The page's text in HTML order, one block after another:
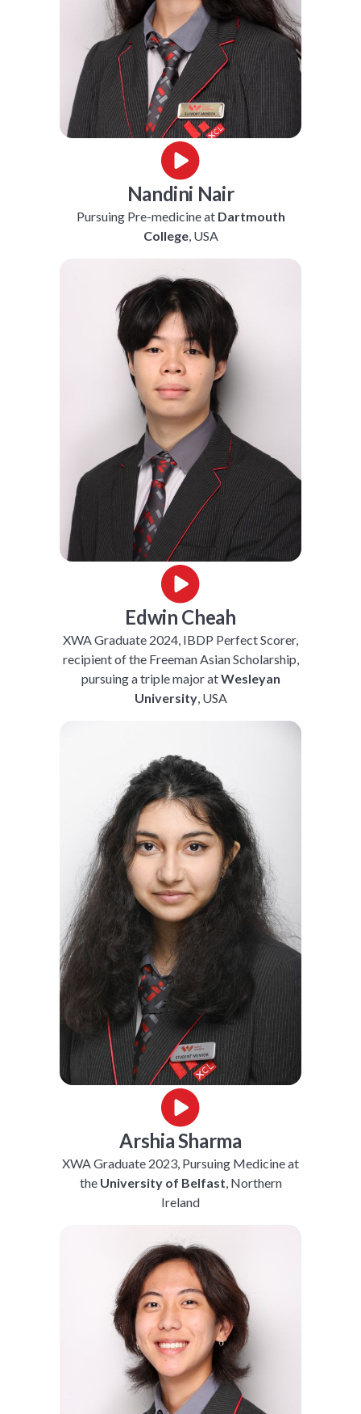
Nandini Nair
Pursuing Pre-medicine at Dartmouth
College, USA
Edwin Cheah
XWA Graduate 2024, IBDP Perfect Scorer,
recipient of the Freeman Asian Scholarship,
pursuing a triple major atWesleyan
University, USA
Arshia Sharma
XWA Graduate 2023, Pursuing Medicine at
the University of Belfast, Northern
Ireland